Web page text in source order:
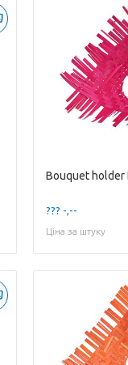
??? -,--
Ціна за штуку